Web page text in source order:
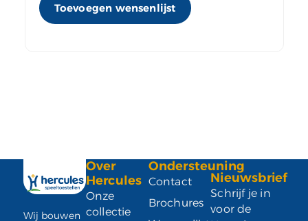
Toevoegen wensenlijst
Wij bouwen
Over
Hercules
Onze
collectie
Ondersteuning
Contact
Brochures
Nieuwsbrief
Schrijf je in
voor de